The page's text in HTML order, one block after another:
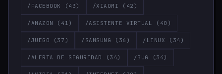
/FACEBOOK (43) /XIAOMI (42)
/AMAZON (41) /ASISTENTE VIRTUAL (40)
/JUEGO (37) /SAMSUNG (36) /LINUX (34)
/ALERTA DE SEGURIDAD (34) /BUG (34)